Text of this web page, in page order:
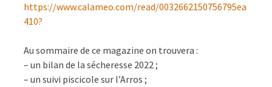
https://www.calameo.com/read/0032662150756795ea
410?
Au sommaire de ce magazine on trouvera :
– un bilan de la sécheresse 2022 ;
– un suivi piscicole sur l’Arros ;